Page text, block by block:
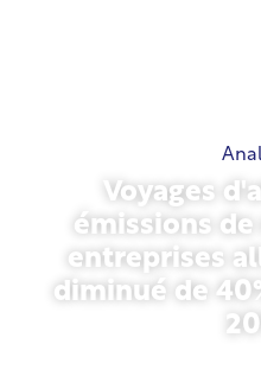
Voyages
émissions
entreprises
diminué de